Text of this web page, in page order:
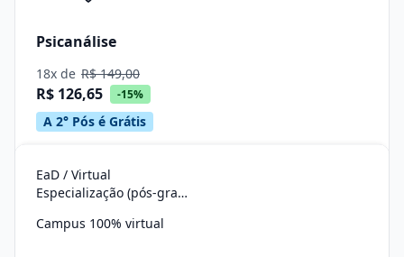
Psicanálise
18x de R$ 149,00
R$ 126,65 -15%
A 2° Pós é Grátis
EaD / Virtual
Especialização (pós-graduação)
Campus 100% virtual